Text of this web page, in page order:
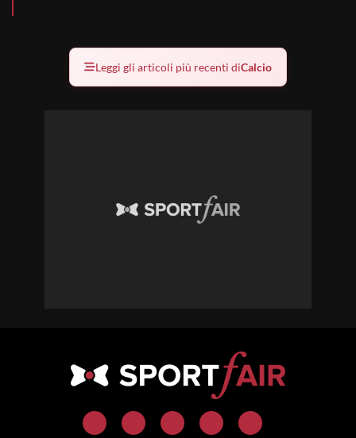
Leggi gli articoli più recenti diCalcio